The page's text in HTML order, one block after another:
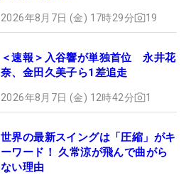
2026年8月7日 (金) 17時29分 19
＜速報＞入谷響が単独首位 永井花
奈、金田久美子ら1差追走
2026年8月7日 (金) 12時42分 1
世界の最新スイングは「圧縮」がキ
ーワード！ 久常涼が飛んで曲がら
ない理由